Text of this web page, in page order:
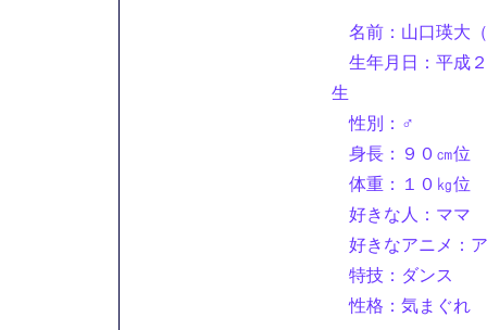
名前：山口瑛大
生年月日：平成
生
性別：♂
身長：９０㎝位
体重：１０㎏位
好きな人：ママ
好きなアニメ：
特技：ダンス
性格：気まぐれ